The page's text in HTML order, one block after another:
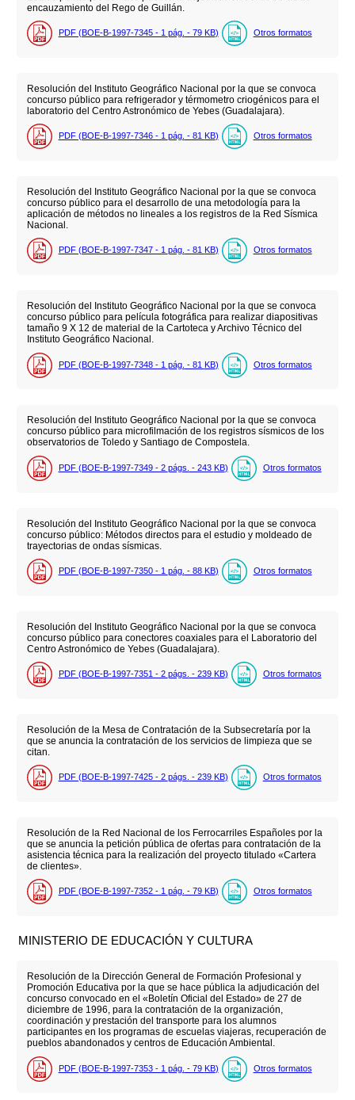
encauzamiento del Rego de Guillán.
PDF (BOE-B-1997-7345 - 1 pág. - 79 KB) Otros formatos
Resolución del Instituto Geográfico Nacional por la que se convoca
concurso público para refrigerador y térmometro criogénicos para el
laboratorio del Centro Astronómico de Yebes (Guadalajara).
PDF (BOE-B-1997-7346 - 1 pág. - 81 KB) Otros formatos
Resolución del Instituto Geográfico Nacional por la que se convoca
concurso público para el desarrollo de una metodología para la
aplicación de métodos no lineales a los registros de la Red Sísmica
Nacional.
PDF (BOE-B-1997-7347 - 1 pág. - 81 KB) Otros formatos
Resolución del Instituto Geográfico Nacional por la que se convoca
concurso público para película fotográfica para realizar diapositivas
tamaño 9 X 12 de material de la Cartoteca y Archivo Técnico del
Instituto Geográfico Nacional.
PDF (BOE-B-1997-7348 - 1 pág. - 81 KB) Otros formatos
Resolución del Instituto Geográfico Nacional por la que se convoca
concurso público para microfilmación de los registros sísmicos de los
observatorios de Toledo y Santiago de Compostela.
PDF (BOE-B-1997-7349 - 2 págs. - 243 KB) Otros formatos
Resolución del Instituto Geográfico Nacional por la que se convoca
concurso público: Métodos directos para el estudio y moldeado de
trayectorias de ondas sísmicas.
PDF (BOE-B-1997-7350 - 1 pág. - 88 KB) Otros formatos
Resolución del Instituto Geográfico Nacional por la que se convoca
concurso público para conectores coaxiales para el Laboratorio del
Centro Astronómico de Yebes (Guadalajara).
PDF (BOE-B-1997-7351 - 2 págs. - 239 KB) Otros formatos
Resolución de la Mesa de Contratación de la Subsecretaría por la
que se anuncia la contratación de los servicios de limpieza que se
citan.
PDF (BOE-B-1997-7425 - 2 págs. - 239 KB) Otros formatos
Resolución de la Red Nacional de los Ferrocarriles Españoles por la
que se anuncia la petición pública de ofertas para contratación de la
asistencia técnica para la realización del proyecto titulado «Cartera
de clientes».
PDF (BOE-B-1997-7352 - 1 pág. - 79 KB) Otros formatos
MINISTERIO DE EDUCACIÓN Y CULTURA
Resolución de la Dirección General de Formación Profesional y
Promoción Educativa por la que se hace pública la adjudicación del
concurso convocado en el «Boletín Oficial del Estado» de 27 de
diciembre de 1996, para la contratación de la organización,
coordinación y prestación del transporte para los alumnos
participantes en los programas de escuelas viajeras, recuperación de
pueblos abandonados y centros de Educación Ambiental.
PDF (BOE-B-1997-7353 - 1 pág. - 79 KB) Otros formatos